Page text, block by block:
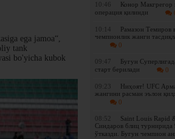
10:46
Конор Макгрегор
операция қилинди
10:14
Рамазон Темиров
чемпионлик жанги
0
09:47
Бугун
старт берилади
0
09:23
Ниҳоят! UFC
жангини расман эълон
0
08:52
Saint Louis Rapid
Синдаров блиц турнирида
ўтказди. Бугун чемпион
ega jamoa“,
tank
bo'yicha kubok